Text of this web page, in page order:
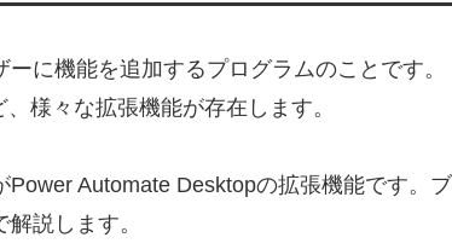
に機能を追加するプログラムのことです。
様々な拡張機能が存在します。
Automate Desktopの拡張機能です。ブ
説します。